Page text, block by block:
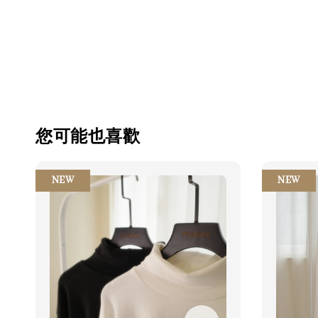
您可能也喜歡
NEW NEW